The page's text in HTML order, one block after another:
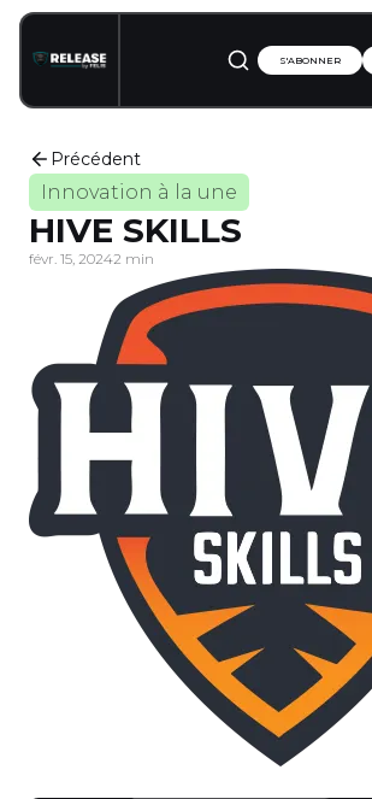
S'ABONNER
Précédent
Innovation à la une
HIVE SKILLS
févr. 15, 20242 min